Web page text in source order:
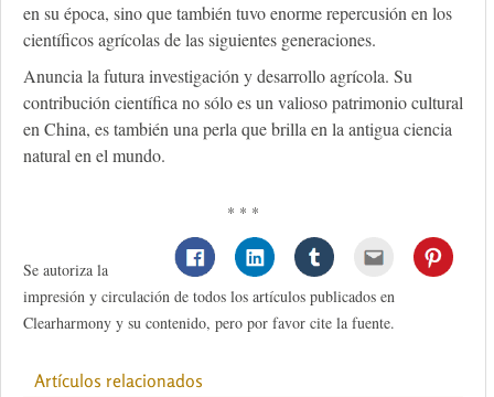
en su época, sino que también tuvo enorme repercusión en los
científicos agrícolas de las siguientes generaciones.
Anuncia la futura investigación y desarrollo agrícola. Su
contribución científica no sólo es un valioso patrimonio cultural
en China, es también una perla que brilla en la antigua ciencia
natural en el mundo.
* * *
Se autoriza la
impresión y circulación de todos los artículos publicados en
Clearharmony y su contenido, pero por favor cite la fuente.
Artículos relacionados